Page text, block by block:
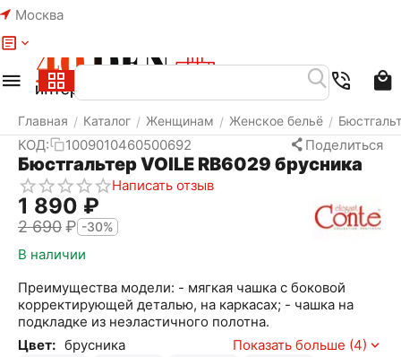
Москва
Главная / Каталог / Женщинам / Женское бельё /
КОД: 1009010460500692 Поделиться
Бюстгальтер VOILE RB6029 брусника
Написать отзыв
1 890 ₽
2 690₽ -30%
В наличии
Преимущества модели: - мягкая чашка с боковой
корректирующей деталью, на каркасах; - чашка на
подкладке из неэластичного полотна.
Цвет: брусника Показать больше (4)
Меню